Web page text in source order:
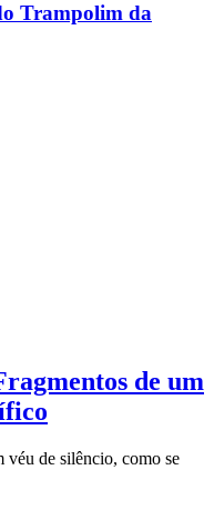
Trampolim da
de um
véu de silêncio, como se